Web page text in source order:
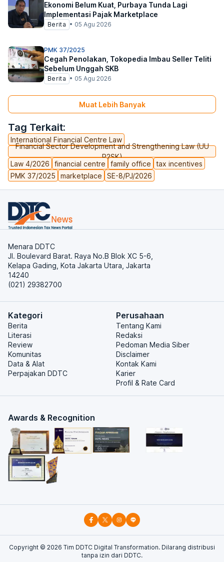
Tag Terkait:
International Financial Centre Law
Financial Sector Development and Strengthening Law (UU
P2SK)
Law 4/2026 financial centre family office
tax incentives
PMK 37/2025
marketplace SE-8/PJ/2026
Ekonomi Belum Kuat, Purbaya Tunda Lagi
Implementasi Pajak Marketplace
Berita • 05 Agu 2026
PMK 37/2025
Cegah Penolakan, Tokopedia Imbau Seller Teliti
Sebelum Unggah SKB
Berita • 05 Agu 2026
Muat Lebih Banyak
Menara DDTC
Jl. Boulevard Barat. Raya No.B Blok XC 5-6,
Kelapa Gading, Kota Jakarta Utara, Jakarta
14240
(021) 29382700
Kategori
Berita
Literasi
Review
Komunitas
Data & Alat
Perpajakan DDTC
Perusahaan
Tentang Kami
Redaksi
Pedoman Media Siber
Disclaimer
Kontak Kami
Karier
Profil & Rate Card
Awards & Recognition
Copyright © 2026 Tim DDTC Digital Transformation. Dilarang distribusi
tanpa izin dari DDTC.